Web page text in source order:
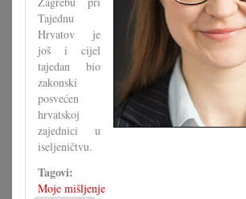
Tajednu
Hrvatov je
još i cijel
tajedan bio
zakonski
posvećen
hrvatskoj
zajednici u
iseljeničtvu.
Tagovi:
Moje mišljenje